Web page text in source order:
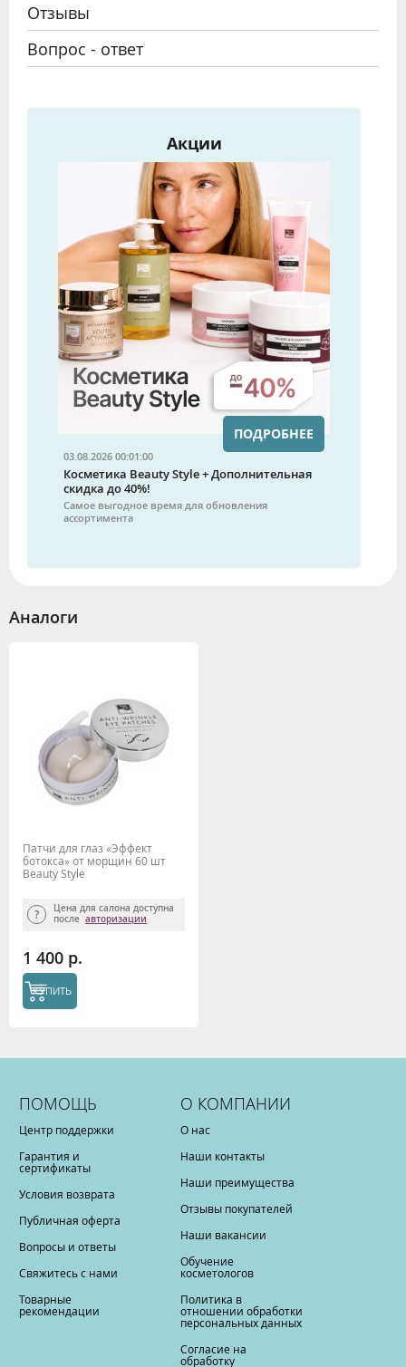
Отзывы
Вопрос - ответ
Акции
03.08.2026 00:01:00
Косметика Beauty Style + Дополнительная
скидка до 40%!
Самое выгодное время для обновления
ассортимента
ПОДРОБНЕЕ
Аналоги
Патчи для глаз «Эффект
ботокса» от морщин 60 шт
Beauty Style
Цена для салона доступна
после авторизации
1 400 р.
КУПИТЬ
ПОМОЩЬ
Центр поддержки
Гарантия и
сертификаты
Условия возврата
Публичная оферта
Вопросы и ответы
Свяжитесь с нами
Товарные
рекомендации
О КОМПАНИИ
О нас
Наши контакты
Наши преимущества
Отзывы покупателей
Наши вакансии
Обучение
косметологов
Политика в
отношении обработки
персональных данных
Согласие на
обработку